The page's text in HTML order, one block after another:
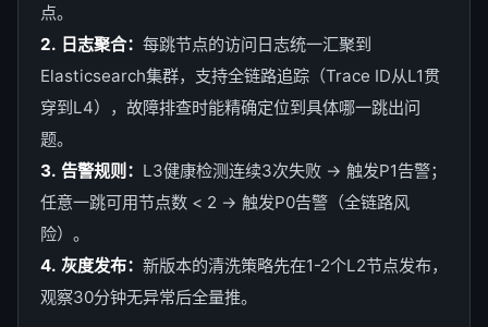
点。
2. 日志聚合： 每跳节点的访问日志统一汇聚到
Elasticsearch集群，支持全链路追踪（Trace ID从L1贯
穿到L4），故障排查时能精确定位到具体哪一跳出问
题。
3. 告警规则： L3健康检测连续3次失败 → 触发P1告警；
任意一跳可用节点数 < 2 → 触发P0告警（全链路风
险）。
4. 灰度发布： 新版本的清洗策略先在1-2个L2节点发布，
观察30分钟无异常后全量推。